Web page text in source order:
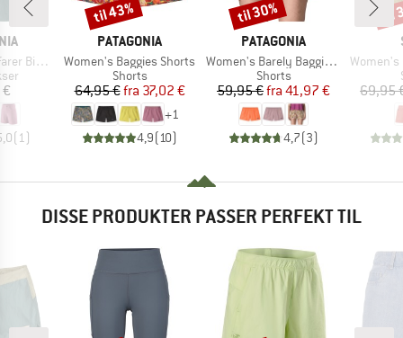
Shorts
( 1)
MÆRKE
PATAGONIA
Artikel
Women's Baggies Shorts
Produktgruppe
Shorts
Pris
64,95 € Nedsat pris
fra 37,02 €
+1
4,9( 10)
Rabat
til 43%
MÆRKE
PATAGONIA
Artikel
Women's Barely Baggies Shorts
Produktgruppe
Shorts
Pris
59,95 € Nedsat pris
fra 41,97 €
4,7(3)
Rabat
til 30%
Artikel
Women's Hemp55
69,95
DISSE PRODUKTER PASSER PERFEKT TIL